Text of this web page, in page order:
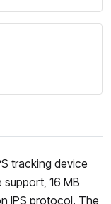
tracking device
16 MB
IPS protocol. The